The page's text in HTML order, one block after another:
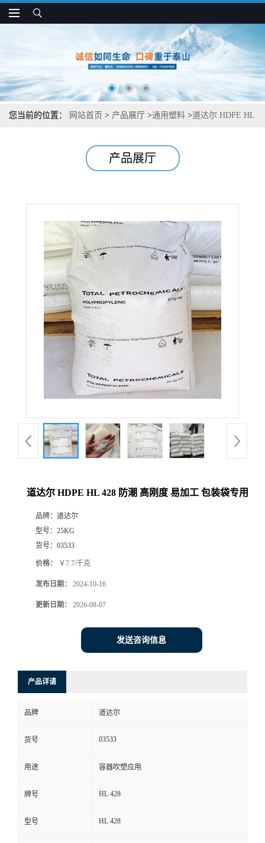
您当前的位置： 网站首页 > 产品展厅 >通用塑料 >道达尔 HDPE HL
产品展厅
道达尔 HDPE HL 428 防潮 高刚度 易加工 包装袋专用
品牌： 道达尔
型号： 25KG
货号： 03533
价格： ￥7.7/千克
发布日期： 2024-10-16
更新日期： 2026-08-07
发送咨询信息
产品详请
品牌 道达尔
货号 03533
用途 容器吹塑应用
牌号 HL 428
型号 HL 428